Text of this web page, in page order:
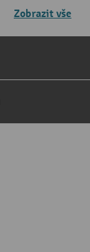
Zobrazit vše